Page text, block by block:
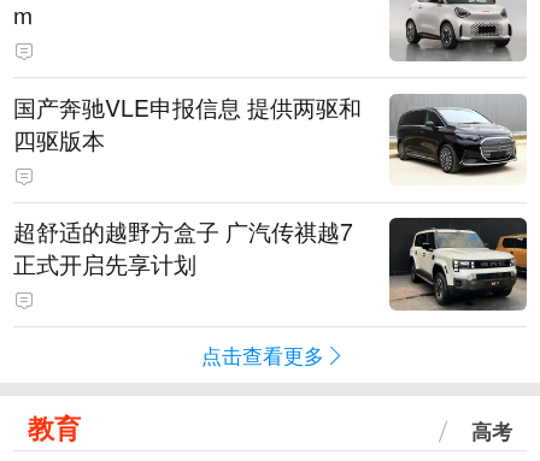
m
国产奔驰VLE申报信息 提供两驱和
四驱版本
超舒适的越野方盒子 广汽传祺越7
正式开启先享计划
点击查看更多
教育 高考